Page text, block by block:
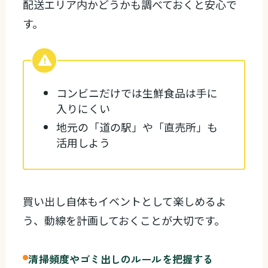
配送エリア内かどうかも調べておくと安心で
す。
コンビニだけでは生鮮食品は手に
入りにくい
地元の「道の駅」や「直売所」も
活用しよう
買い出し自体もイベントとして楽しめるよ
う、動線を計画しておくことが大切です。
清掃頻度やゴミ出しのルールを把握する